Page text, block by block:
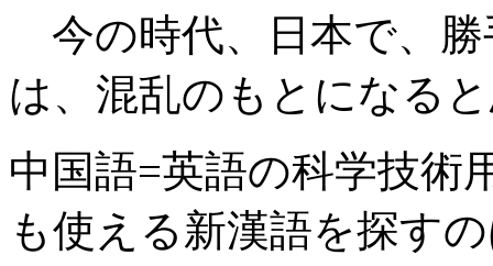
今の時代、日本で、
は、混乱のもとになる
中国語=英語の科学技術
も使える新漢語を探す